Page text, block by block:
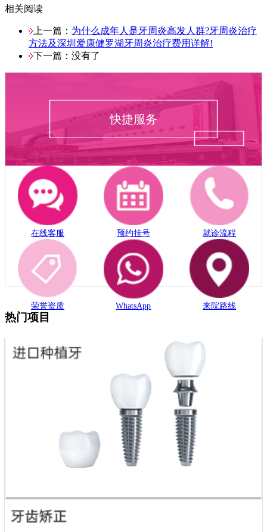
相关阅读
上一篇： 为什么成年人是牙周炎高发人群?牙周炎治疗
方法及深圳爱康健罗湖牙周炎治疗费用详解!
下一篇：没有了
快捷服务
在线客服 预约挂号 就诊流程
荣誉资质 WhatsApp 来院路线
热门项目